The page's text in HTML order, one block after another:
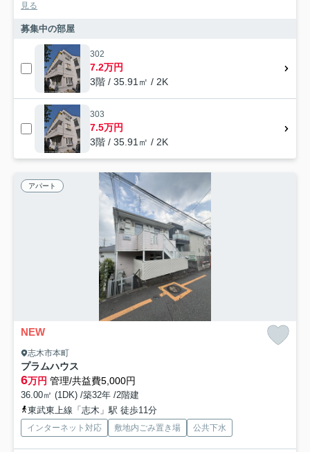
見る
募集中の部屋
302
7.2万円
3階 / 35.91㎡ / 2K
303
7.5万円
3階 / 35.91㎡ / 2K
アパート
NEW
志木市本町
プラムハウス
6万円 管理/共益費5,000円
36.00㎡ (1DK) /築32年 /2階建
東武東上線「志木」駅 徒歩11分
インターネット対応 敷地内ごみ置き場 公共下水